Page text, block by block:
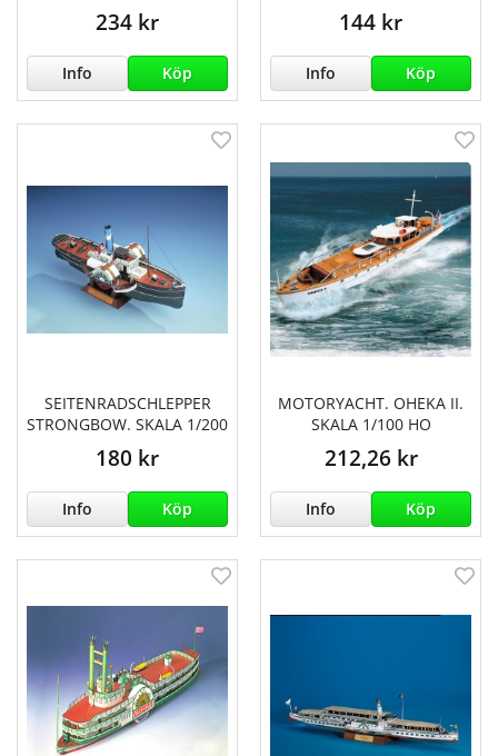
234 kr
Info Köp
144 kr
Info Köp
SEITENRADSCHLEPPER
STRONGBOW. SKALA 1/200
180 kr
Info Köp
MOTORYACHT. OHEKA II.
SKALA 1/100 HO
212,26 kr
Info Köp